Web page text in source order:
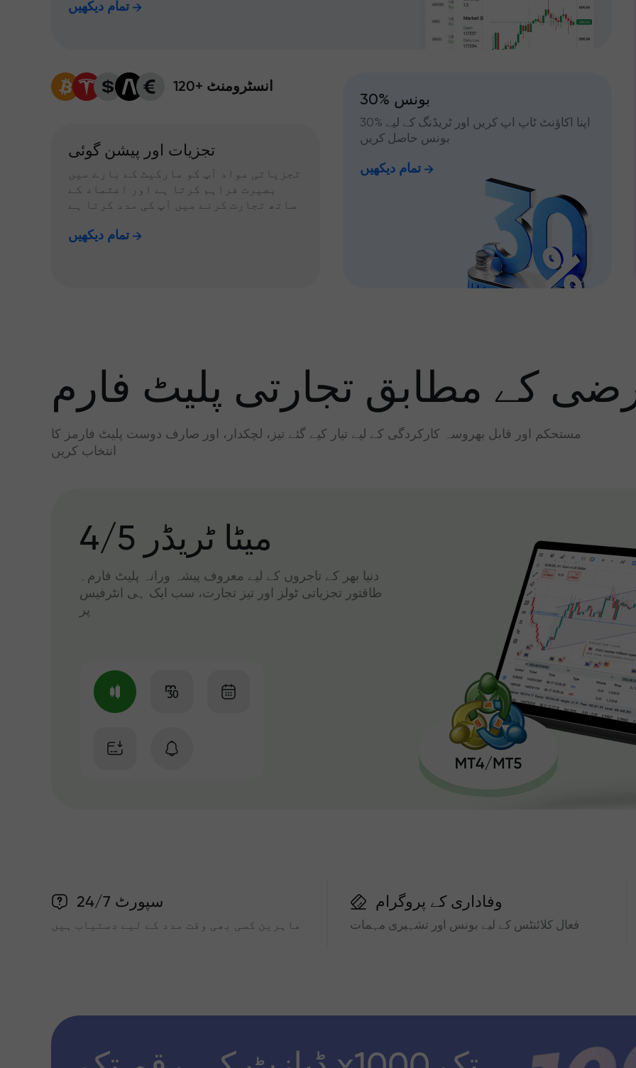
تمام دیکھیں
120+ انسٹرومنٹ
تجزیات اور پیشن گوئی
تجزیاتی مواد آپ کو مارکیٹ کے بارے میں
بصیرت فراہم کرتا ہے اور اعتماد کے
ساتھ تجارت کرنے میں آپ کی مدد کرتا ہے
تمام دیکھیں
30% بونس
اپنا اکاؤنٹ ٹاپ اپ کریں اور ٹریڈنگ کے لیے %30
بونس حاصل کریں
تمام دیکھیں
کے مطابق تجارتی پلیٹ فارم
مستحکم اور قابل بھروسہ کارکردگی کے لیے تیار کیے گئے تیز، لچکدار، اور صارف دوست پلیٹ فارمز کا
انتخاب کریں
میٹا ٹریڈر 4/5
دنیا بھر کے تاجروں کے لیے معروف پیشہ ورانہ پلیٹ فارم۔
طاقتور تجزیاتی ٹولز اور تیز تجارت، سب ایک ہی انٹرفیس
پر
سپورٹ 24/7
ماہرین کسی بھی وقت مدد کے لیے دستیاب ہیں
وفاداری کے پروگرام
فعال کلائنٹس کے لیے بونس اور تشہیری مہمات